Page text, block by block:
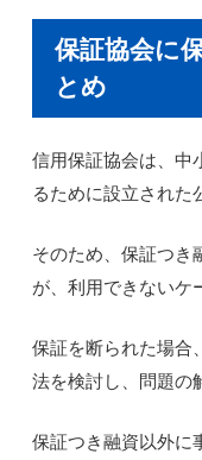
保証協会に
とめ
信用保証協会は、中
るために設立された
そのため、保証つき
が、利用できないケ
保証を断られた場合
法を検討し、問題の
保証つき融資以外に